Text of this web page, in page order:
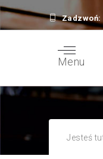
Zadzwoń:
Menu
Jesteś